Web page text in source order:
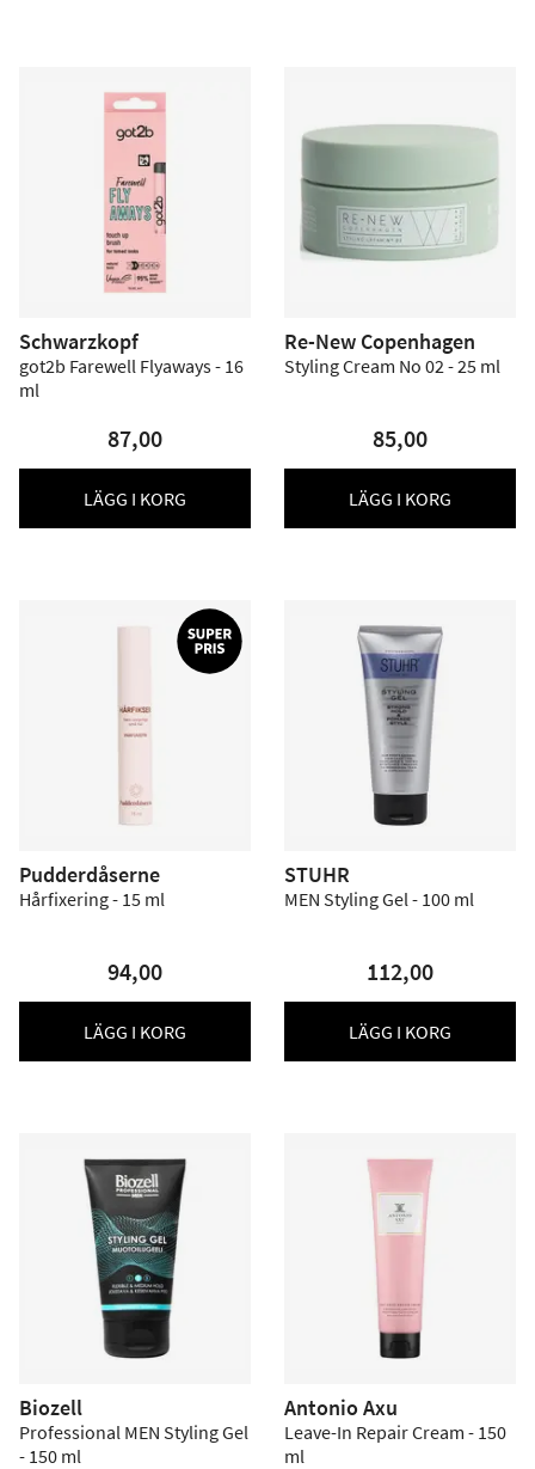
Schwarzkopf
got2b Farewell Flyaways - 16
ml
87,00
LÄGG I KORG
Re-New Copenhagen
Styling Cream No 02 - 25 ml
85,00
LÄGG I KORG
Pudderdåserne
Hårfixering - 15 ml
94,00
LÄGG I KORG
STUHR
MEN Styling Gel - 100 ml
112,00
LÄGG I KORG
Biozell
Professional MEN Styling Gel
- 150 ml
Antonio Axu
Leave-In Repair Cream - 150
ml